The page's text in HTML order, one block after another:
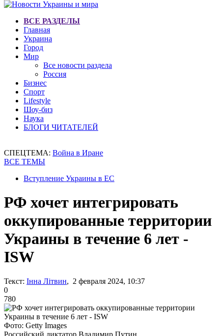
ВСЕ РАЗДЕЛЫ
Главная
Украина
Город
Мир
Все новости раздела
Россия
Бизнес
Спорт
Lifestyle
Шоу-биз
Наука
БЛОГИ ЧИТАТЕЛЕЙ
СПЕЦТЕМА: Война в Иране
ВСЕ ТЕМЫ
Вступление Украины в ЕС
РФ хочет интегрировать
оккупированные территории
Украины в течение 6 лет -
ISW
Текст: Інна Літвин, 2 февраля 2024, 10:37
0
780
Фото: Getty Images
Российский диктатор Владимир Путин